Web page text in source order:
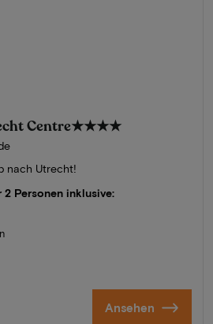
Centre★★★★
nach Utrecht!
2 Personen inklusive:
Ansehen